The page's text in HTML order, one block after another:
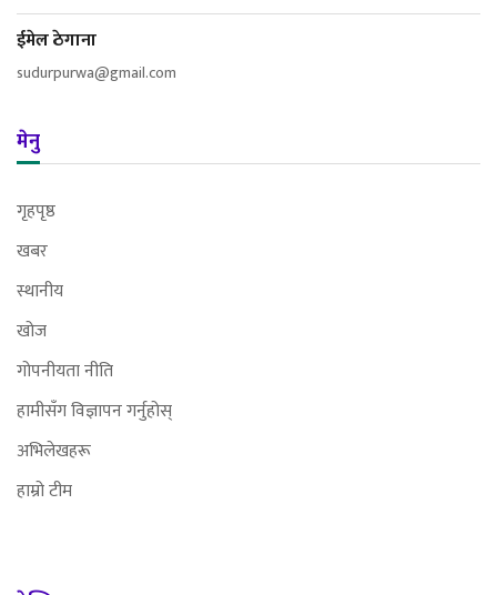
ईमेल ठेगाना
sudurpurwa@gmail.com
मेनु
गृहपृष्ठ
खबर
स्थानीय
खोज
गोपनीयता नीति
हामीसँग विज्ञापन गर्नुहोस्
अभिलेखहरू
हाम्रो टीम